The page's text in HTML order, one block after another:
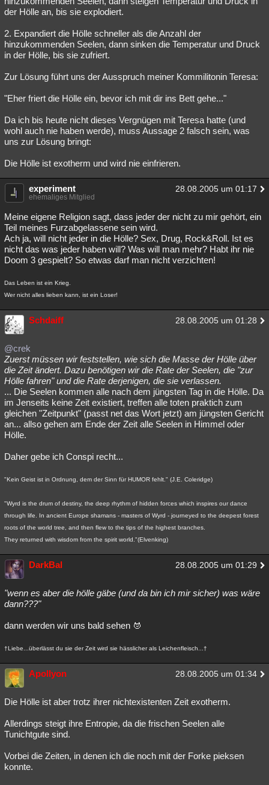
der Hölle an, bis sie explodiert.
2. Expandiert die Hölle schneller als die Anzahl der
hinzukommenden Seelen, dann sinken die Temperatur und Druck
in der Hölle, bis sie zufriert.
Zur Lösung führt uns der Ausspruch meiner Kommilitonin Teresa:
"Eher friert die Hölle ein, bevor ich mit dir ins Bett gehe..."
Da ich bis heute nicht dieses Vergnügen mit Teresa hatte (und
wohl auch nie haben werde), muss Aussage 2 falsch sein, was
uns zur Lösung bringt:
Die Hölle ist exotherm und wird nie einfrieren.
experiment 28.08.2005 um 01:17
ehemaliges Mitglied
Meine eigene Religion sagt, dass jeder der nicht zu mir gehört, ein
Teil meines Furzabgelassene sein wird.
Ach ja, will nicht jeder in die Hölle? Sex, Drug, Rock&Roll. Ist es
nicht das was jeder haben will? Was will man mehr? Habt ihr nie
Doom 3 gespielt? So etwas darf man nicht verzichten!
Das Leben ist ein Krieg.
Wer nicht alles lieben kann, ist ein Loser!
Schdaiff 28.08.2005 um 01:28
@crek
Zuerst müssen wir feststellen, wie sich die Masse der Hölle über
die Zeit ändert. Dazu benötigen wir die Rate der Seelen, die "zur
Hölle fahren" und die Rate derjenigen, die sie verlassen.
... Die Seelen kommen alle nach dem jüngsten Tag in die Hölle. Da
im Jenseits keine Zeit existiert, treffen alle toten praktich zum
gleichen "Zeitpunkt" (passt net das Wort jetzt) am jüngsten Gericht
an... allso gehen am Ende der Zeit alle Seelen in Himmel oder
Hölle.
Daher gebe ich Conspi recht...
"Kein Geist ist in Ordnung, dem der Sinn für HUMOR fehlt." (J.E. Coleridge)
"Wyrd is the drum of destiny, the deep rhythm of hidden forces which inspires our dance
through life. In ancient Europe shamans - masters of Wyrd - journeyed to the deepest forest
roots of the world tree, and then flew to the tips of the highest branches.
They returned with wisdom from the spirit world."(Elvenking)
DarkBal 28.08.2005 um 01:29
"wenn es aber die hölle gäbe (und da bin ich mir sicher) was wäre
dann???"
dann werden wir uns bald sehen
†Liebe...überlässt du sie der Zeit wird sie hässlicher als Leichenfleisch...†
Apollyon 28.08.2005 um 01:34
Die Hölle ist aber trotz ihrer nichtexistenten Zeit exotherm.
Allerdings steigt ihre Entropie, da die frischen Seelen alle
Tunichtgute sind.
Vorbei die Zeiten, in denen ich die noch mit der Forke pieksen
konnte.